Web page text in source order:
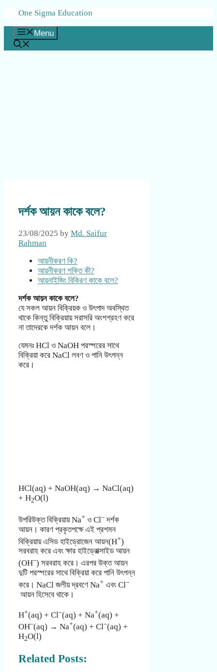
Skip
content
One Sigma Education
Menu
দর্শক আয়ন কাকে বলে?
23/08/2025 by Md. Saifur
Rahman
আয়নীকরণ কি?
আয়নীকরণ শক্তি কী?
আয়নাইজিং বিকিরণ কাকে বলে?
দর্শক আয়ন কাকে বলে?
যে সকল আয়ন বিক্রিয়ক ও উৎপাদ অবস্থিত
থাকে কিন্তু বিক্রিয়ায় সরাসরি অংশগ্রহণ করে
না তাদেরকে দর্শক আয়ন বলে।
যেমনঃ HCl ও NaOH পরস্পরের সাথে
বিক্রিয়া করে NaCl লবণ ও পানি উৎপন্ন
করে।
HCl(aq) + NaOH(aq) → NaCl(aq)
+ H2O(l)
উপরিউক্ত বিক্রিয়ায় Na+ ও Cl–দর্শক
আয়ন। কারণ প্রকৃতপক্ষে এই প্রশমন
বিক্রিয়ায় এসিড হাইড্রোজেন আয়ন(H+)
সরবরাহ করে এবং ক্ষার হাইড্রোক্সাইড আয়ন
(OH–) সরবরাহ করে। এরপর উক্ত আয়ন
দুটি পরস্পরের সাথে বিক্রিয়া করে পানি উৎপন্ন
করে। NaCl জলীয় দ্রবণে Na+ এবং Cl–
আয়ন হিসেবে থাকে।
H+(aq) + Cl–(aq) + Na+(aq) +
OH–(aq) → Na+(aq) + Cl–(aq) +
H2O(l)
Related Posts: